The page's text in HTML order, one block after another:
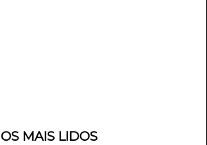
OS MAIS LIDOS